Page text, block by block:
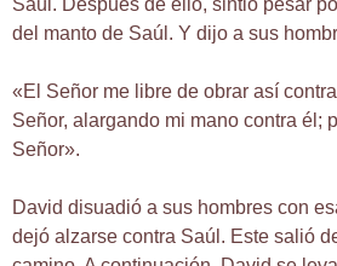
Saúl. Después de ello, sintió pesar
del manto de Saúl. Y dijo a sus
«El Señor me libre de obrar así
Señor, alargando mi mano contra él;
Señor».
David disuadió a sus hombres con
dejó alzarse contra Saúl. Este salió